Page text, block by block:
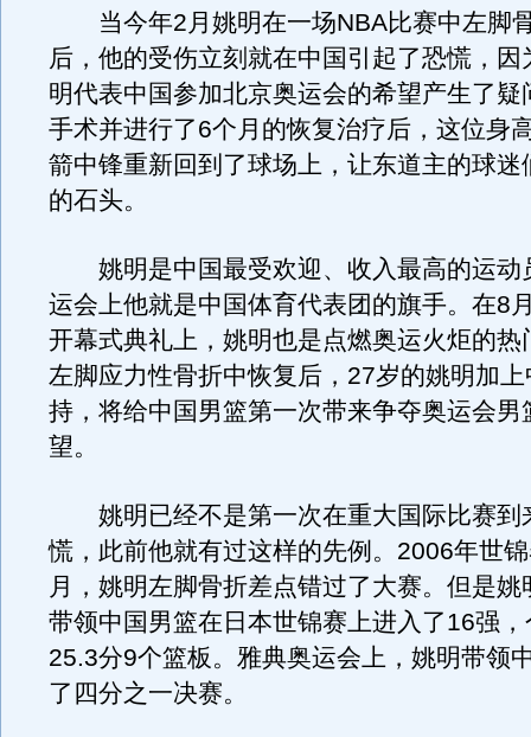
当今年2月姚明在一场NBA比赛中左脚
后，他的受伤立刻就在中国引起了恐慌，因
明代表中国参加北京奥运会的希望产生了疑
手术并进行了6个月的恢复治疗后，这位身
箭中锋重新回到了球场上，让东道主的球迷
的石头。
姚明是中国最受欢迎、收入最高的运动
运会上他就是中国体育代表团的旗手。在8
开幕式典礼上，姚明也是点燃奥运火炬的热
左脚应力性骨折中恢复后，27岁的姚明加
持，将给中国男篮第一次带来争夺奥运会男
望。
姚明已经不是第一次在重大国际比赛到
慌，此前他就有过这样的先例。2006年世
月，姚明左脚骨折差点错过了大赛。但是姚
带领中国男篮在日本世锦赛上进入了16强
25.3分9个篮板。雅典奥运会上，姚明带领
了四分之一决赛。